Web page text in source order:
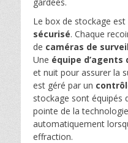
Le box de stockage
sécurisé. Chaque
de caméras de
Une équipe d’agents
et nuit pour assurer la
est géré par un
stockage sont équipés
pointe de la
automatiquement
effraction.